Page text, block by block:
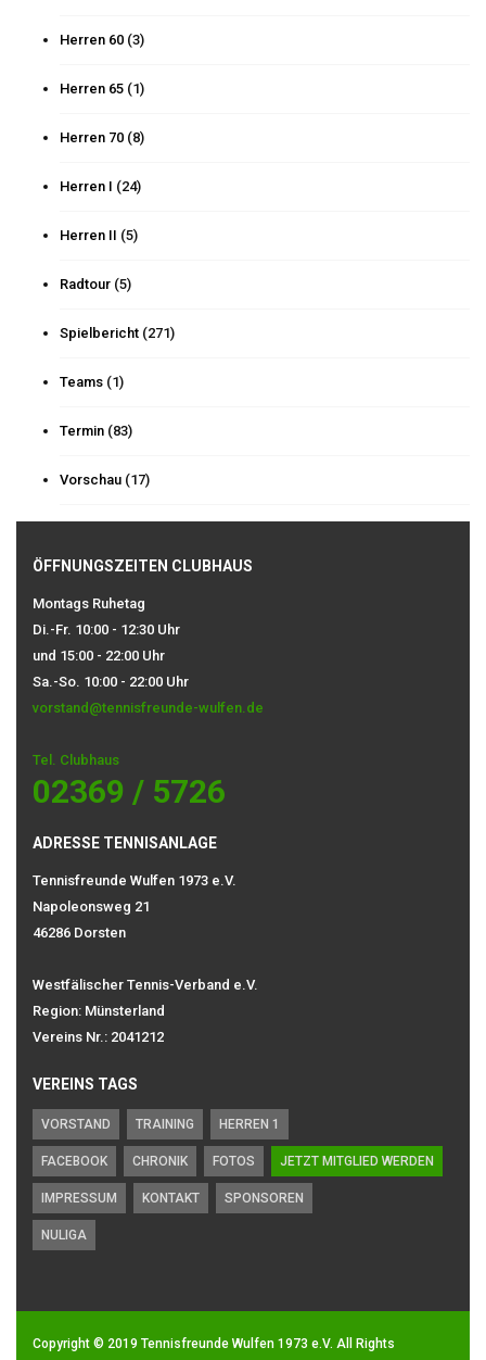
Herren 60 (3)
Herren 65 (1)
Herren 70 (8)
Herren I (24)
Herren II (5)
Radtour (5)
Spielbericht (271)
Teams (1)
Termin (83)
Vorschau (17)
ÖFFNUNGSZEITEN CLUBHAUS
Montags Ruhetag
Di.-Fr. 10:00 - 12:30 Uhr
und 15:00 - 22:00 Uhr
Sa.-So. 10:00 - 22:00 Uhr
vorstand@tennisfreunde-wulfen.de
Tel. Clubhaus
02369 / 5726
ADRESSE TENNISANLAGE
Tennisfreunde Wulfen 1973 e.V.
Napoleonsweg 21
46286 Dorsten
Westfälischer Tennis-Verband e.V.
Region: Münsterland
Vereins Nr.: 2041212
VEREINS TAGS
VORSTAND TRAINING HERREN 1
FACEBOOK CHRONIK FOTOS JETZT MITGLIED WERDEN
IMPRESSUM KONTAKT SPONSOREN
NULIGA
Copyright © 2019 Tennisfreunde Wulfen 1973 e.V. All Rights